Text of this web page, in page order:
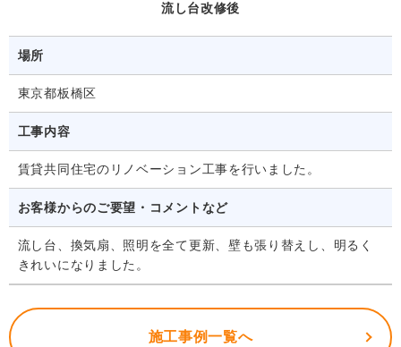
流し台改修後
場所
東京都板橋区
工事内容
賃貸共同住宅のリノベーション工事を行いました。
お客様からのご要望・コメントなど
流し台、換気扇、照明を全て更新、壁も張り替えし、明るく
きれいになりました。
施工事例一覧へ